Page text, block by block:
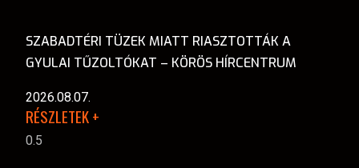
SZABADTÉRI TÜZEK MIATT RIASZTOTTÁK A
GYULAI TŰZOLTÓKAT – KÖRÖS HÍRCENTRUM
2026.08.07.
RÉSZLETEK +